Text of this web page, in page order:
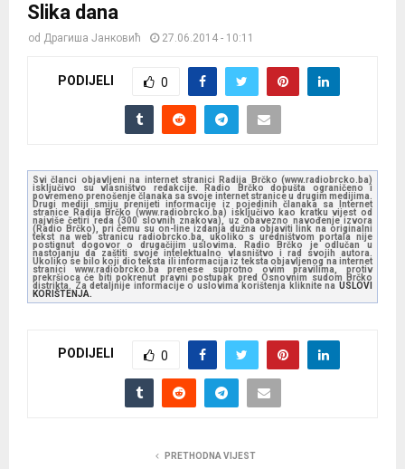
Slika dana
od Драгиша Јанковић 27.06.2014 - 10:11
PODIJELI 0
Svi članci objavljeni na internet stranici Radija Brčko (www.radiobrcko.ba)
isključivo su vlasništvo redakcije. Radio Brčko dopušta ograničeno i
povremeno prenošenje članaka sa svoje internet stranice u drugim medijima.
Drugi mediji smiju prenijeti informacije iz pojedinih članaka sa Internet
stranice Radija Brčko (www.radiobrcko.ba) isključivo kao kratku vijest od
najviše četiri reda (300 slovnih znakova), uz obavezno navođenje izvora
(Radio Brčko), pri čemu su on-line izdanja dužna objaviti link na originalni
tekst na web stranicu radiobrcko.ba, ukoliko s uredništvom portala nije
postignut dogovor o drugačijim uslovima. Radio Brčko je odlučan u
nastojanju da zaštiti svoje intelektualno vlasništvo i rad svojih autora.
Ukoliko se bilo koji dio teksta ili informacija iz teksta objavljenog na internet
stranici www.radiobrcko.ba prenese suprotno ovim pravilima, protiv
prekršioca će biti pokrenut pravni postupak pred Osnovnim sudom Brčko
distrikta. Za detaljnije informacije o uslovima korištenja kliknite na USLOVI
KORIŠTENJA.
PODIJELI 0
PRETHODNA VIJEST